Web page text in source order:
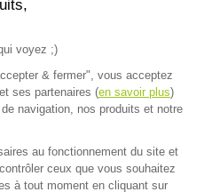
burrata sur pâte feuilletée
voyez ;)
& fermer", vous acceptez
ses partenaires (en savoir plus)
navigation, nos produits et notre
au fonctionnement du site et
ceux que vous souhaitez
à tout moment en cliquant sur